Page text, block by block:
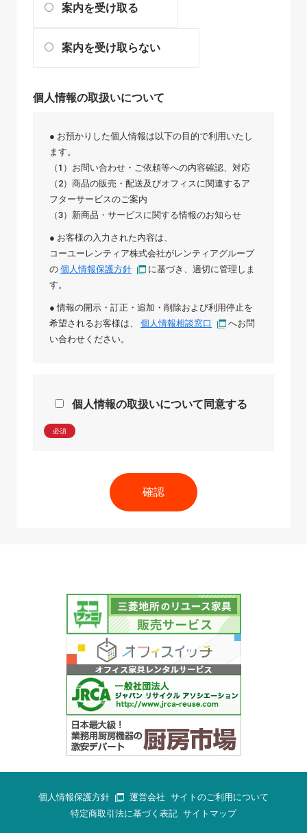
案内を受け取る
案内を受け取らない
個人情報の取扱いについて
● お預かりした個人情報は以下の目的で利用いたし
ます。
（1）お問い合わせ・ご依頼等への内容確認、対応
（2）商品の販売・配送及びオフィスに関連するア
フターサービスのご案内
（3）新商品・サービスに関する情報のお知らせ
● お客様の入力された内容は、
コーユーレンティア株式会社がレンティアグループ
の 個人情報保護方針
に基づき、適切に管理しま
す。
● 情報の開示・訂正・追加・削除および利用停止を
希望されるお客様は、 個人情報相談窓口
へお問
い合わせください。
個人情報の取扱いについて同意する
必須
個人情報保護方針 運営会社 サイトのご利用について
特定商取引法に基づく表記 サイトマップ